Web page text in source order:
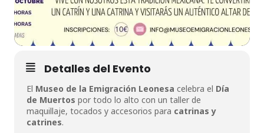
Detalles del Evento
El Museo de la Emigración Leonesa celebra el Día
de Muertos por todo lo alto con un taller de
maquillaje, tocados y accesorios para catrinas y
catrines.